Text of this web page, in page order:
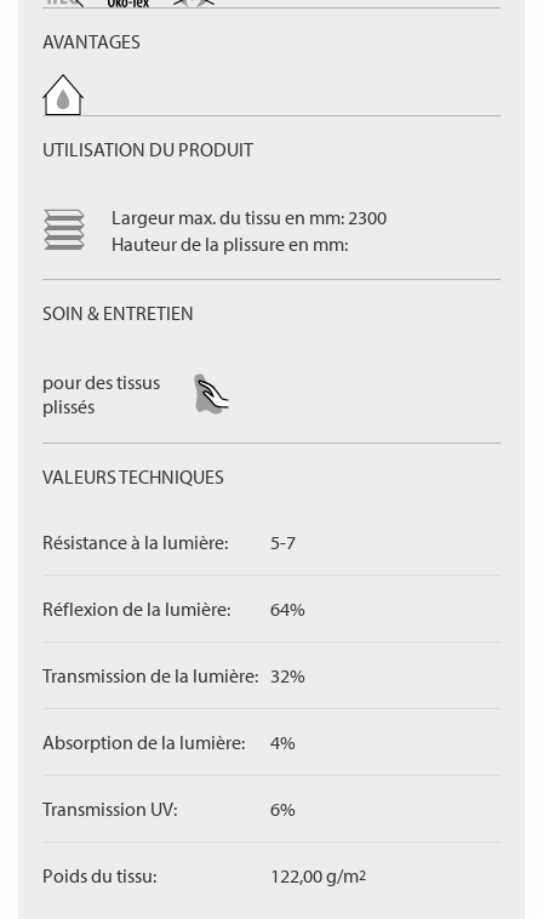
AVANTAGES
UTILISATION DU PRODUIT
Largeur max. du tissu en mm: 2300
Hauteur de la plissure en mm:
SOIN & ENTRETIEN
pour des tissus
plissés
VALEURS TECHNIQUES
Résistance à la lumière: 5-7
Réflexion de la lumière: 64%
Transmission de la lumière: 32%
Absorption de la lumière: 4%
Transmission UV: 6%
Poids du tissu: 122,00 g/m2